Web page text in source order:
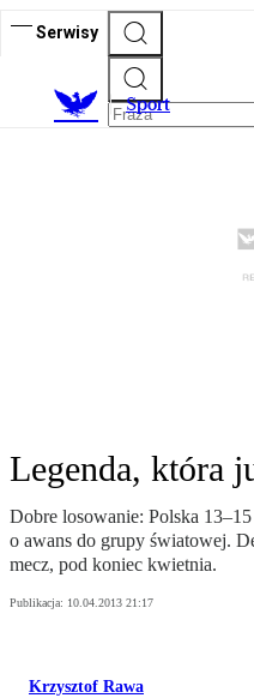
Serwisy
Sport
Legenda, która
Dobre losowanie: Polska
o awans do grupy światowej.
mecz, pod koniec kwietnia.
Publikacja: 10.04.2013 21:17
Krzysztof Rawa